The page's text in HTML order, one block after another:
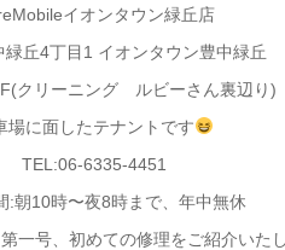
イオンタウン緑丘店
緑丘4丁目1 イオンタウン豊中緑丘
クリーニング ルビーさん裏辺り)
場に面したテナントです
TEL:06-6335-4451
:朝10時〜夜8時まで、年中無休
一号、初めての修理をご紹介いた